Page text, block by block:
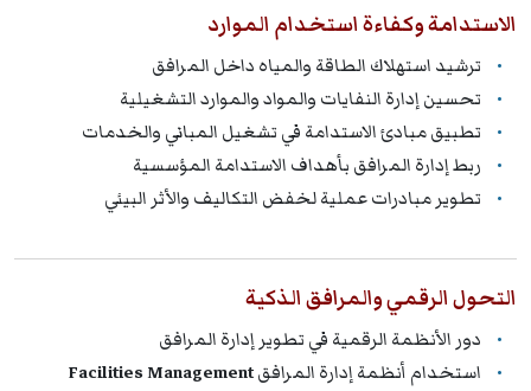
الاستدامة وكفاءة استخدام الموارد
ترشيد استهلاك الطاقة والمياه داخل المرافق
تحسين إدارة النفايات والمواد والموارد التشغيلية
تطبيق مبادئ الاستدامة في تشغيل المباني والخدمات
ربط إدارة المرافق بأهداف الاستدامة المؤسسية
تطوير مبادرات عملية لخفض التكاليف والأثر البيئي
التحول الرقمي والمرافق الذكية
دور الأنظمة الرقمية في تطوير إدارة المرافق
استخدام أنظمة إدارة المرافقFacilities Management